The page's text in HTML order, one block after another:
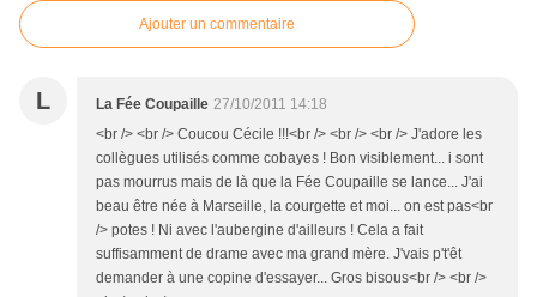
Ajouter un commentaire
L La Fée Coupaille 27/10/2011 14:18
<br /> <br /> Coucou Cécile !!!<br /> <br /> <br /> J'adore les
collègues utilisés comme cobayes ! Bon visiblement... i sont
pas mourrus mais de là que la Fée Coupaille se lance... J'ai
beau être née à Marseille, la courgette et moi... on est pas<br
/> potes ! Ni avec l'aubergine d'ailleurs ! Cela a fait
suffisamment de drame avec ma grand mère. J'vais p't'êt
demander à une copine d'essayer... Gros bisous<br /> <br />